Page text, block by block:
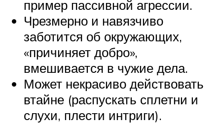
пример пассивной агрессии.
Чрезмерно и навязчиво
заботится об окружающих,
«причиняет добро»,
вмешивается в чужие дела.
Может некрасиво действовать
втайне (распускать сплетни и
слухи, плести интриги).